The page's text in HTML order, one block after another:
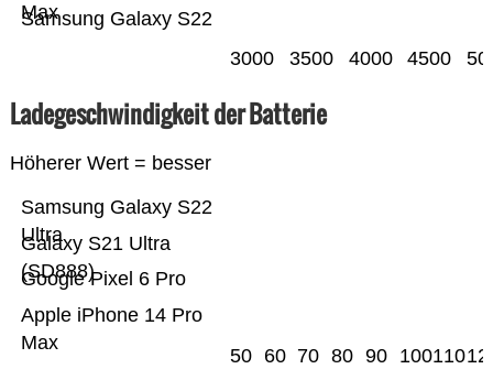
Samsung Galaxy S22
Max
3000 3500 4000 4500
Ladegeschwindigkeit der Batterie
Höherer Wert = besser
Apple iPhone 14 Pro
Max
Google Pixel 6 Pro
Galaxy S21 Ultra
(SD888)
Samsung Galaxy S22
Ultra
50 60 70 80 90 100110